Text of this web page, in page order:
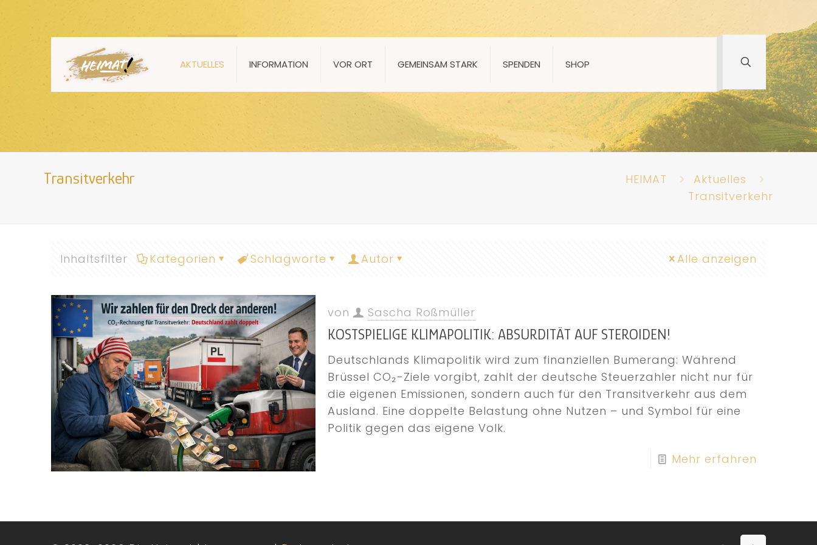
AKTUELLES INFORMATION VOR ORT GEMEINSAM STARK SPENDEN SHOP
Transitverkehr HEIMAT
Aktuelles
Transitverkehr
Inhaltsfilter Kategorien Schlagworte Autor Alle anzeigen
von Sascha Roßmüller
KOSTSPIELIGE KLIMAPOLITIK: ABSURDITÄT AUF STEROIDEN!
Deutschlands Klimapolitik wird zum finanziellen Bumerang: Während
Brüssel CO₂-Ziele vorgibt, zahlt der deutsche Steuerzahler nicht nur für
die eigenen Emissionen, sondern auch für den Transitverkehr aus dem
Ausland. Eine doppelte Belastung ohne Nutzen – und Symbol für eine
Politik gegen das eigene Volk.
Mehr erfahren